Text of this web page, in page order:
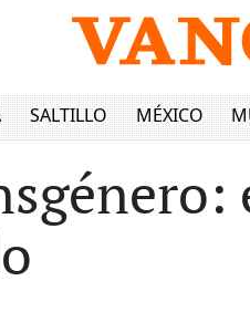
SALTILLO MÉXICO